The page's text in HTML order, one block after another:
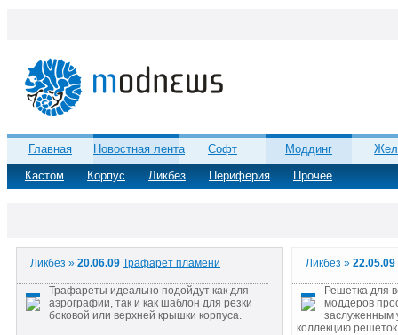
Главная Новостная лента Софт
Моддинг
Кастом
Корпус Ликбез Периферия Прочее
Ликбез » 20.06.09 Трафарет пламени
Трафареты идеально подойдут как для
аэрографии, так и как шаблон для резки
боковой или верхней крышки корпуса.
Ликбез » 22.05.09
Решетка для
моддеров
заслуженным
коллекцию